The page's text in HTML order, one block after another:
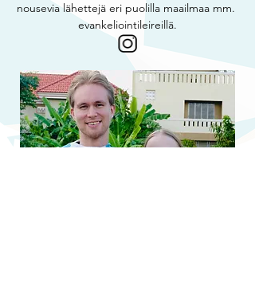
nousevia lähettejä eri puolilla maailmaa mm.
evankeliointileireillä.